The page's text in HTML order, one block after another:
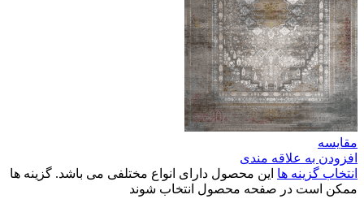
مقایسه
افزودن به علاقه مندی
انتخاب گزینه ها این محصول دارای انواع مختلفی می باشد. گزینه ها
ممکن است در صفحه محصول انتخاب شوند